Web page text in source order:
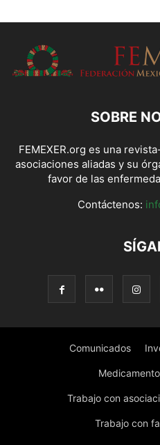
SOBRE
FEMEXER.org es una
asociaciones aliadas y su
favor de las
Contáctenos:
Comunicados
Trabajo con
Trabajo con